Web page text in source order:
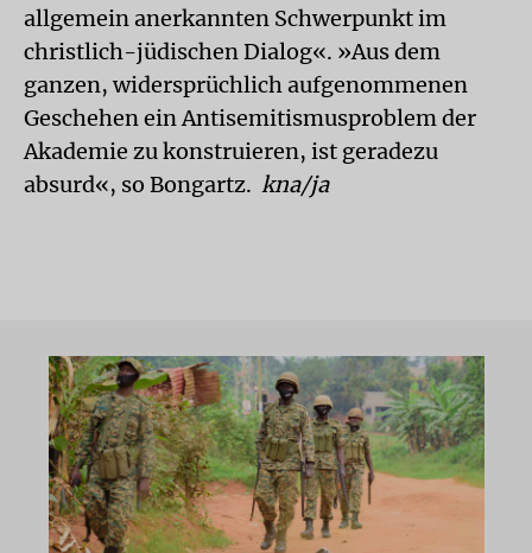
allgemein anerkannten Schwerpunkt im
christlich-jüdischen Dialog«. »Aus dem
ganzen, widersprüchlich aufgenommenen
Geschehen ein Antisemitismusproblem der
Akademie zu konstruieren, ist geradezu
absurd«, so Bongartz. kna/ja